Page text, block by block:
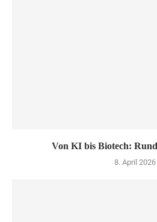
Von KI bis Biotech:
8. April 2026